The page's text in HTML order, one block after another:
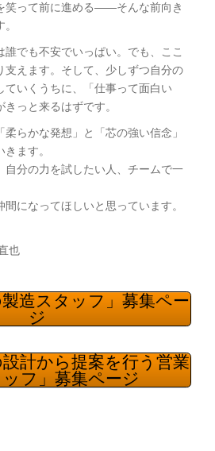
笑って前に進める――そんな前向き
誰でも不安でいっぱい。でも、ここ
支えます。そして、少しずつ自分の
ていくうちに、「仕事って面白い
っと来るはずです。
らかな発想」と「芯の強い信念」
ます。
自分の力を試したい人、チームで一
になってほしいと思っています。
也
製造スタッフ」募集ペー
ジ
設計から提案を行う営業
フ」募集ページ